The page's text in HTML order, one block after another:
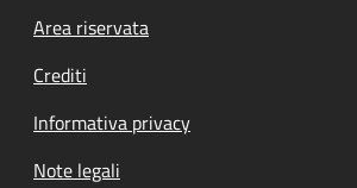
Footer menu
Area riservata
Crediti
Informativa privacy
Note legali